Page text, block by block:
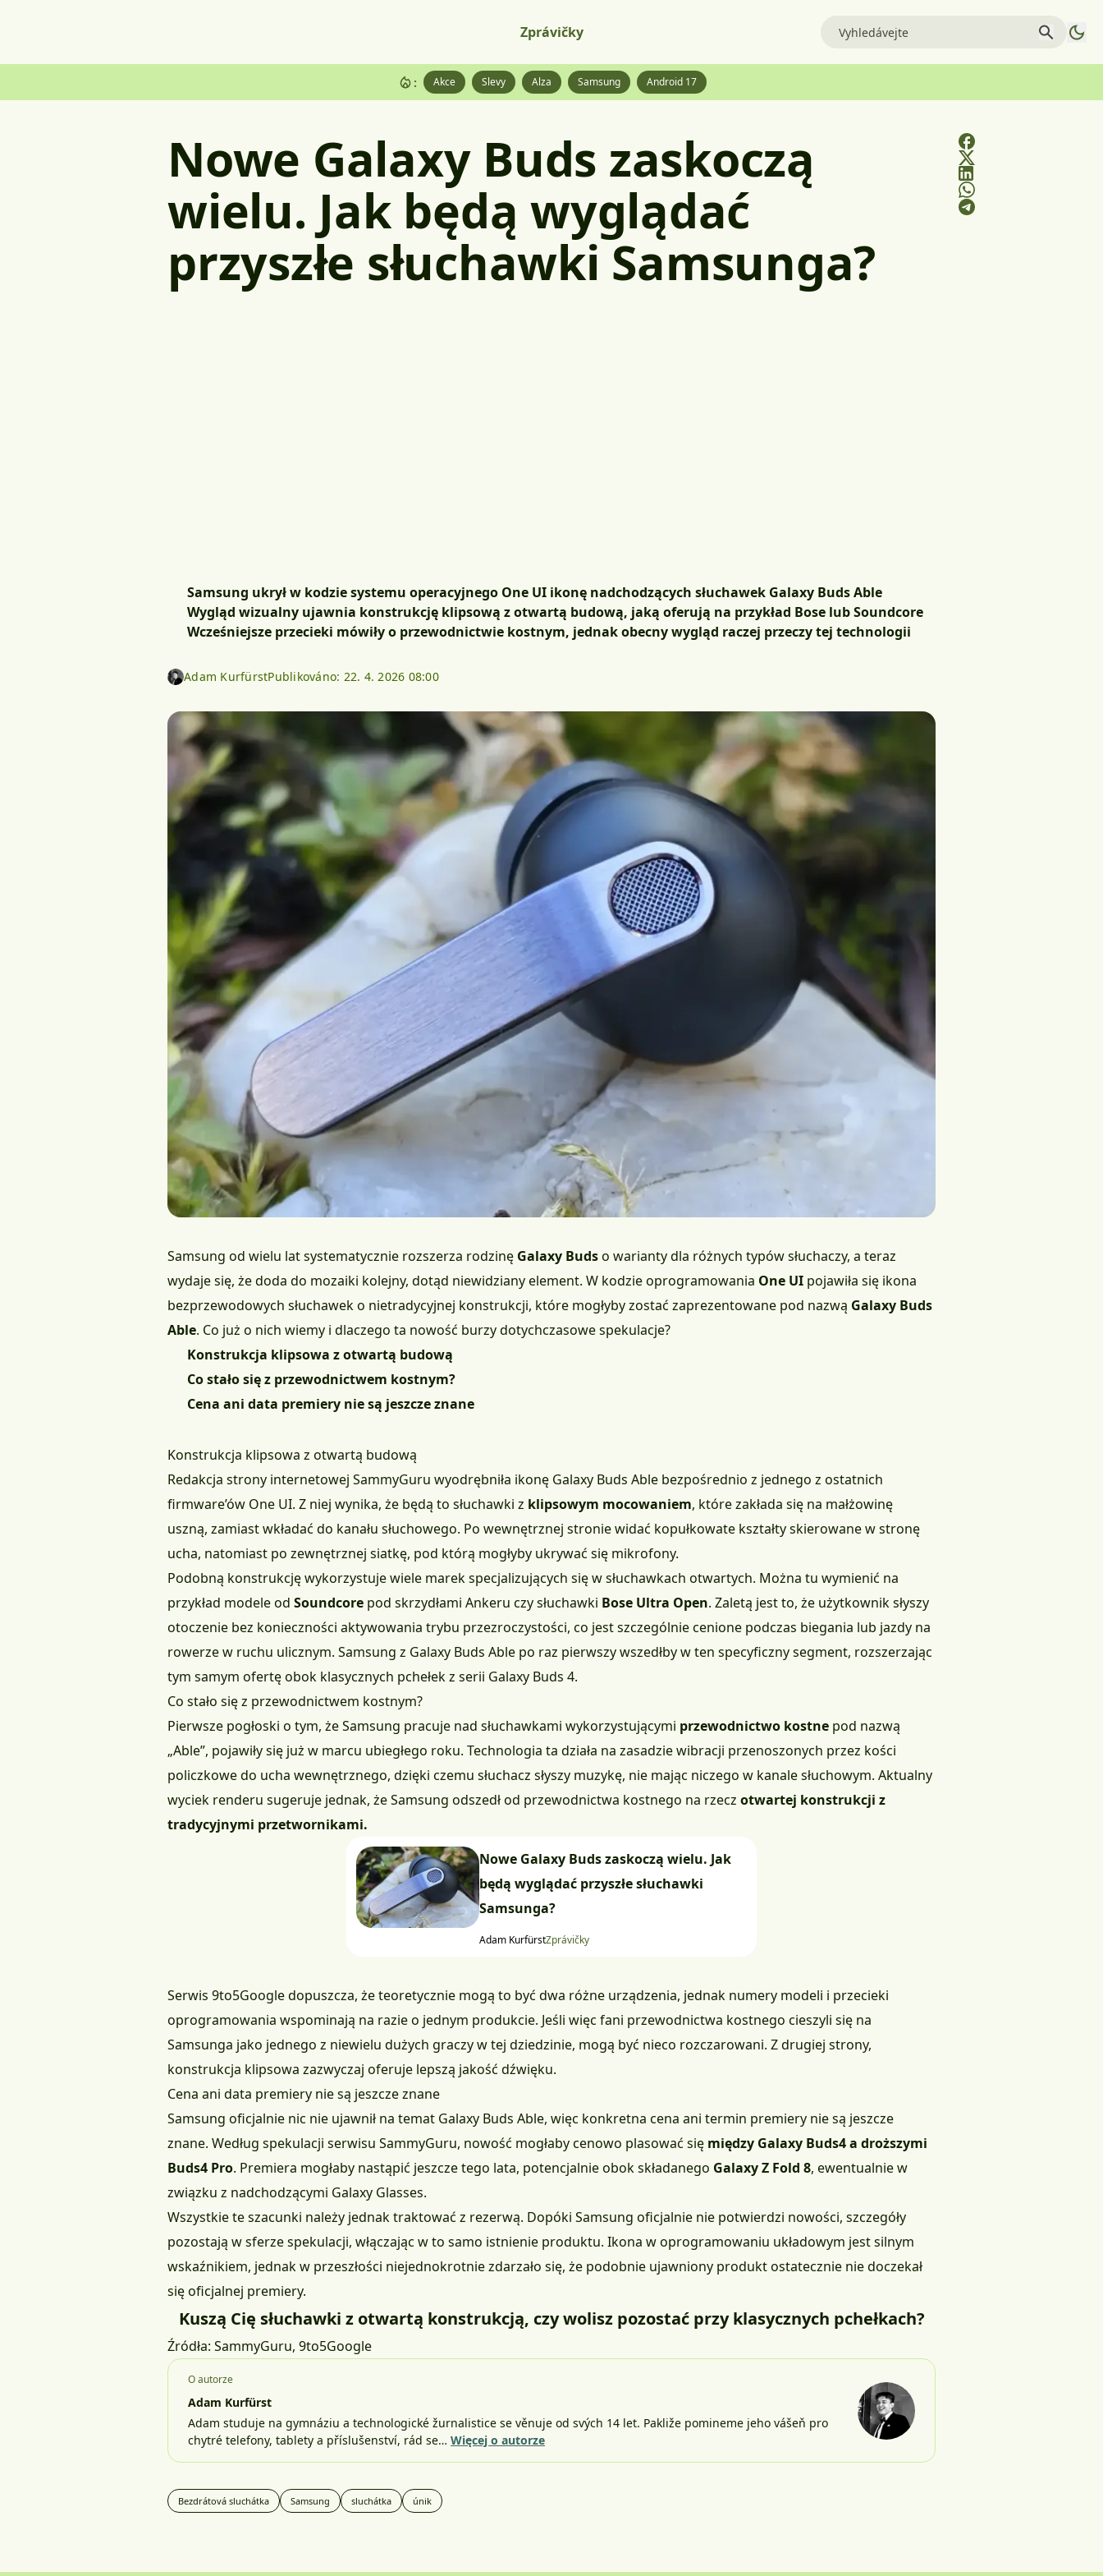
Zprávičky
: Akce Slevy Alza Samsung Android 17
Nowe Galaxy Buds zaskoczą
wielu. Jak będą wyglądać
przyszłe słuchawki Samsunga?
Samsung ukrył w kodzie systemu operacyjnego One UI ikonę nadchodzących słuchawek Galaxy Buds Able
Wygląd wizualny ujawnia konstrukcję klipsową z otwartą budową, jaką oferują na przykład Bose lub Soundcore
Wcześniejsze przecieki mówiły o przewodnictwie kostnym, jednak obecny wygląd raczej przeczy tej technologii
Adam KurfürstPublikováno: 22. 4. 2026 08:00
Samsung od wielu lat systematycznie rozszerza rodzinę Galaxy Budso warianty dla różnych typów słuchaczy, a teraz
wydaje się, że doda do mozaiki kolejny, dotąd niewidziany element. W kodzie oprogramowania One UI pojawiła się ikona
bezprzewodowych słuchawek o nietradycyjnej konstrukcji, które mogłyby zostać zaprezentowane pod nazwą Galaxy Buds
Able. Co już o nich wiemy i dlaczego ta nowość burzy dotychczasowe spekulacje?
Konstrukcja klipsowa z otwartą budową
Co stało się z przewodnictwem kostnym?
Cena ani data premiery nie są jeszcze znane
Konstrukcja klipsowa z otwartą budową
Redakcja strony internetowej SammyGuru wyodrębniła ikonę Galaxy Buds Able bezpośrednio z jednego z ostatnich
firmware’ów One UI. Z niej wynika, że będą to słuchawki z klipsowym mocowaniem, które zakłada się na małżowinę
uszną, zamiast wkładać do kanału słuchowego. Po wewnętrznej stronie widać kopułkowate kształty skierowane w stronę
ucha, natomiast po zewnętrznej siatkę, pod którą mogłyby ukrywać się mikrofony.
Podobną konstrukcję wykorzystuje wiele marek specjalizujących się w słuchawkach otwartych. Można tu wymienić na
przykład modele od Soundcore pod skrzydłami Ankeru czy słuchawki Bose Ultra Open. Zaletą jest to, że użytkownik słyszy
otoczenie bez konieczności aktywowania trybu przezroczystości, co jest szczególnie cenione podczas biegania lub jazdy na
rowerze w ruchu ulicznym. Samsung z Galaxy Buds Able po raz pierwszy wszedłby w ten specyficzny segment, rozszerzając
tym samym ofertę obok klasycznych pchełek z serii Galaxy Buds 4.
Co stało się z przewodnictwem kostnym?
Pierwsze pogłoski o tym, że Samsung pracuje nad słuchawkami wykorzystującymi przewodnictwo kostne pod nazwą
„Able”, pojawiły się już w marcu ubiegłego roku. Technologia ta działa na zasadzie wibracji przenoszonych przez kości
policzkowe do ucha wewnętrznego, dzięki czemu słuchacz słyszy muzykę, nie mając niczego w kanale słuchowym. Aktualny
wyciek renderu sugeruje jednak, że Samsung odszedł od przewodnictwa kostnego na rzecz otwartej konstrukcji z
tradycyjnymi przetwornikami.
Nowe Galaxy Buds zaskoczą wielu. Jak
będą wyglądać przyszłe słuchawki
Samsunga?
Adam KurfürstZprávičky
Serwis 9to5Googledopuszcza, że teoretycznie mogą to być dwa różne urządzenia, jednak numery modeli i przecieki
oprogramowania wspominają na razie o jednym produkcie. Jeśli więc fani przewodnictwa kostnego cieszyli się na
Samsunga jako jednego z niewielu dużych graczy w tej dziedzinie, mogą być nieco rozczarowani. Z drugiej strony,
konstrukcja klipsowa zazwyczaj oferuje lepszą jakość dźwięku.
Cena ani data premiery nie są jeszcze znane
Samsung oficjalnie nic nie ujawnił na temat Galaxy Buds Able, więc konkretna cena ani termin premiery nie są jeszcze
znane. Według spekulacji serwisu SammyGuru, nowość mogłaby cenowo plasować się między Galaxy Buds4 a droższymi
Buds4 Pro. Premiera mogłaby nastąpić jeszcze tego lata, potencjalnie obok składanego Galaxy Z Fold 8, ewentualnie w
związku z nadchodzącymi Galaxy Glasses.
Wszystkie te szacunki należy jednak traktować z rezerwą. Dopóki Samsung oficjalnie nie potwierdzi nowości, szczegóły
pozostają w sferze spekulacji, włączając w to samo istnienie produktu. Ikona w oprogramowaniu układowym jest silnym
wskaźnikiem, jednak w przeszłości niejednokrotnie zdarzało się, że podobnie ujawniony produkt ostatecznie nie doczekał
się oficjalnej premiery.
Kuszą Cię słuchawki z otwartą konstrukcją, czy wolisz pozostać przy klasycznych pchełkach?
Źródła: SammyGuru, 9to5Google
O autorze
Adam Kurfürst
Adam studuje na gymnáziu a technologické žurnalistice se věnuje od svých 14 let. Pakliže pomineme jeho vášeň pro
chytré telefony, tablety a příslušenství, rád se… Więcej o autorze
Bezdrátová sluchátka Samsung sluchátka únik